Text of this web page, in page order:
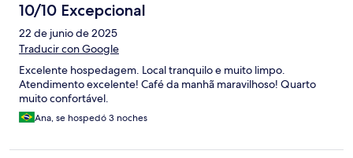
10/10 Excepcional
22 de junio de 2025
Traducir con Google
Excelente hospedagem. Local tranquilo e muito limpo.
Atendimento excelente! Café da manhã maravilhoso! Quarto
muito confortável.
Ana, se hospedó 3 noches